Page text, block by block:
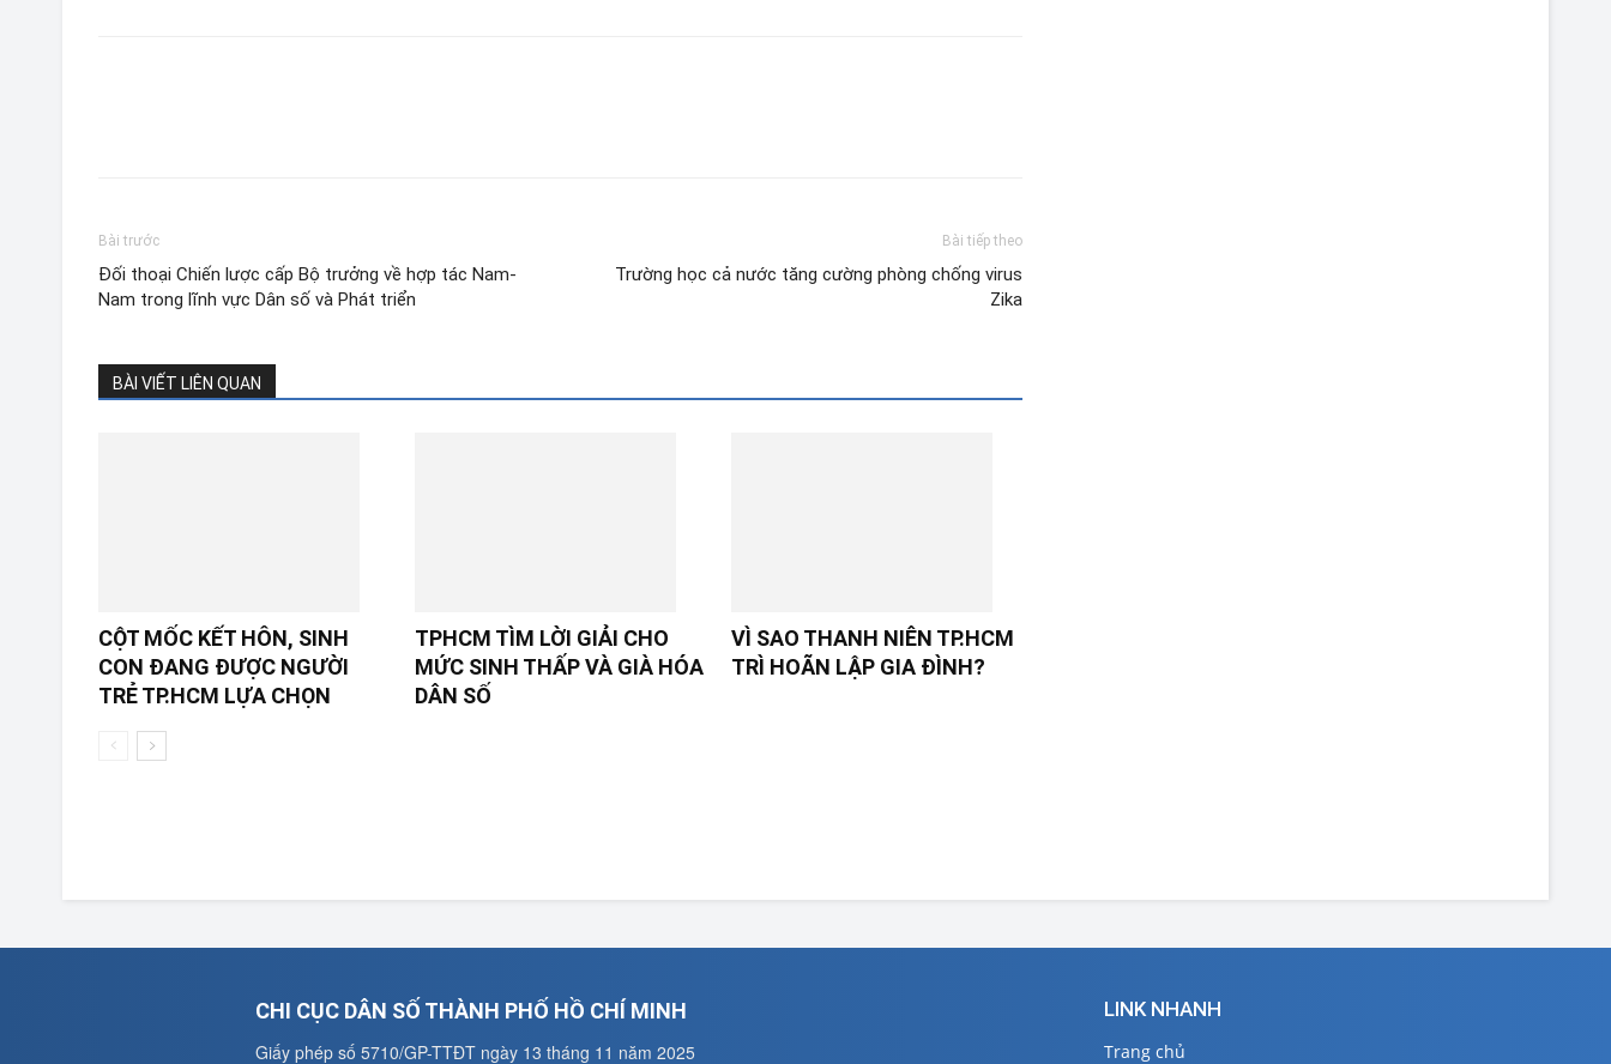
Bài trước
Đối thoại Chiến lược cấp Bộ trưởng về hợp tác Nam-
Nam trong lĩnh vực Dân số và Phát triển
Bài tiếp theo
Trường học cả nước tăng cường phòng chống virus
Zika
BÀI VIẾT LIÊN QUAN
CỘT MỐC KẾT HÔN, SINH
CON ĐANG ĐƯỢC NGƯỜI
TRẺ TP.HCM LỰA CHỌN
TPHCM TÌM LỜI GIẢI CHO
MỨC SINH THẤP VÀ GIÀ HÓA
DÂN SỐ
VÌ SAO THANH NIÊN TP.HCM
TRÌ HOÃN LẬP GIA ĐÌNH?
CHI CỤC DÂN SỐ THÀNH PHỐ HỒ CHÍ MINH
Giấy phép số 5710/GP-TTĐT ngày 13 tháng 11 năm 2025
LINK NHANH
Trang chủ